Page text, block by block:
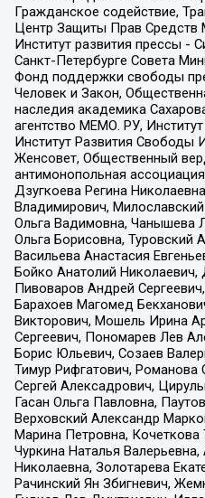
Гражданское содействие,
Центр Защиты Прав
Институт развития прессы -
Санкт-Петербурге Совета
Фонд поддержки свободы
Человек и Закон,
наследия академика
агентство МЕМО. РУ,
Институт Развития
Женсовет, Общественный
антимонопольная
Дзугкоева Регина
Владимирович,
Ольга Вадимовна, Чанышева
Ольга Борисовна, Туровский
Васильева Анастасия
Бойко Анатолий Николаевич,
Пивоваров Андрей
Барахоев Магомед
Викторович, Мошель Ирина
Сергеевич, Пономарев Лев
Борис Юльевич, Созаев
Тимур Рифгатович, Романова
Сергей Алексадрович,
Гасан Ольга Павловна,
Верховский Александр
Марина Петровна, Кочеткова
Чуркина Наталья
Николаевна, Золотарева
Рачинский Ян Збигневич,